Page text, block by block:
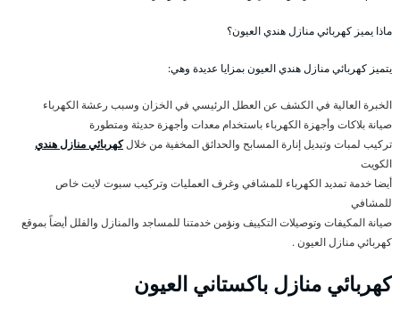
ماذا يميز كهربائي منازل هندي العيون؟
يتميز كهربائي منازل هندي العيون بمزايا عديدة وهي:
الخبرة العالية في الكشف عن العطل الرئيسي في الخزان وسبب رعشة الكهرباء
صيانة بلاكات وأجهزة الكهرباء باستخدام معدات وأجهزة حديثة ومتطورة
تركيب لمبات وتبديل إنارة المسابح والحدائق المخفية من خلالكهربائي منازل هندي
الكويت
أيضا خدمة تمديد الكهرباء للمشافي وغرف العمليات وتركيب سبوت لايت خاص
للمشافي
صيانة المكيفات وتوصيلات التكييف ونؤمن خدمتنا للمساجد والمنازل والفلل أيضاً بموقع
كهربائي منازل العيون .
كهربائي منازل باكستاني العيون